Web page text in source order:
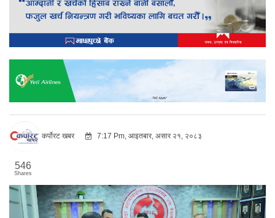
कर्पोरट खबर 7:17 Pm, आइतबार, असार २१, २०८३
546
Shares